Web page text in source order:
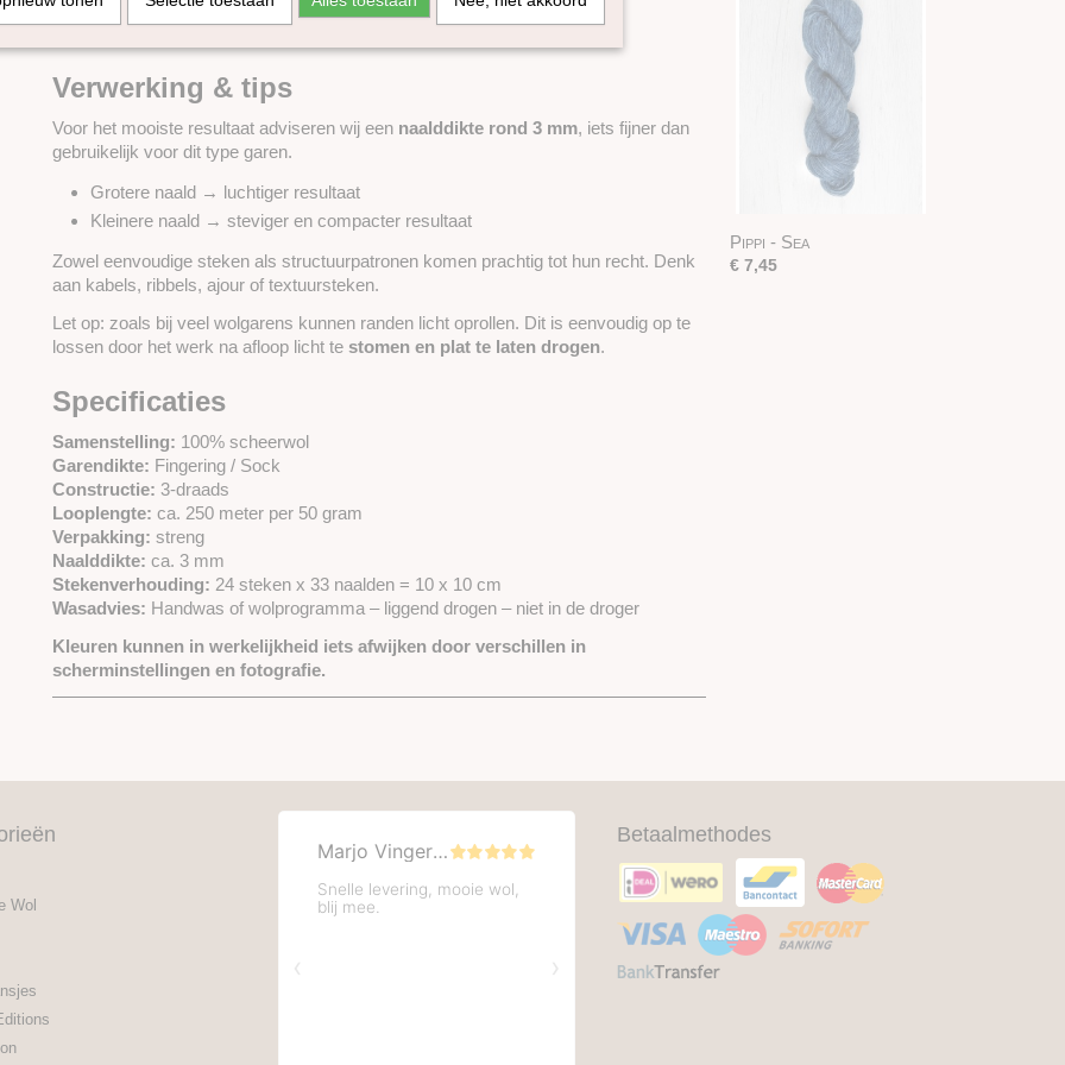
Interieur (dekens, kussens)
Verwerking & tips
Voor het mooiste resultaat adviseren wij een naalddikte rond 3 mm, iets fijner dan
gebruikelijk voor dit type garen.
Grotere naald → luchtiger resultaat
Kleinere naald → steviger en compacter resultaat
Zowel eenvoudige steken als structuurpatronen komen prachtig tot hun recht. Denk
aan kabels, ribbels, ajour of textuursteken.
Let op: zoals bij veel wolgarens kunnen randen licht oprollen. Dit is eenvoudig op te
lossen door het werk na afloop licht te stomen en plat te laten drogen.
Specificaties
Samenstelling: 100% scheerwol
Garendikte: Fingering / Sock
Constructie: 3-draads
Looplengte: ca. 250 meter per 50 gram
Verpakking: streng
Naalddikte: ca. 3 mm
Stekenverhouding: 24 steken x 33 naalden = 10 x 10 cm
Wasadvies: Handwas of wolprogramma – liggend drogen – niet in de droger
Kleuren kunnen in werkelijkheid iets afwijken door verschillen in
scherminstellingen en fotografie.
Pippi - Sea
€ 7,45
Wol
Betaalmethodes